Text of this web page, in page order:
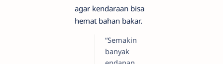
agar kendaraan bisa
hemat bahan bakar.
“Semakin
banyak